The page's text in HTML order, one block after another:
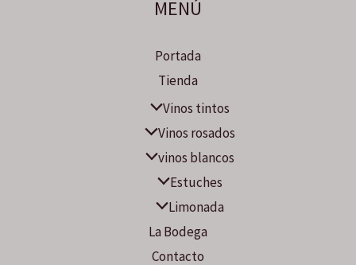
MENÚ
Portada
Tienda
Vinos tintos
Vinos rosados
vinos blancos
Estuches
Limonada
La Bodega
Contacto